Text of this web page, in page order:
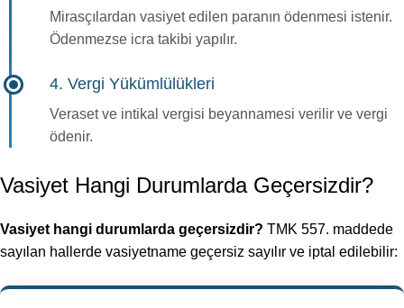
Mirasçılardan vasiyet edilen paranın ödenmesi istenir.
Ödenmezse icra takibi yapılır.
4. Vergi Yükümlülükleri
Veraset ve intikal vergisi beyannamesi verilir ve vergi
ödenir.
Vasiyet Hangi Durumlarda Geçersizdir?
Vasiyet hangi durumlarda geçersizdir? TMK 557. maddede
sayılan hallerde vasiyetname geçersiz sayılır ve iptal edilebilir: